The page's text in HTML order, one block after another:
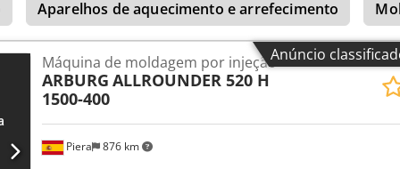
bico: 10 mm • Diâmetro interno do bico: 4 mm
Aparelhos de aquecimento e arrefecimento
Anúncio
Piera 876 km
Máquina de moldagem por injeção
ARBURG ALLROUNDER 520 H
1500-400